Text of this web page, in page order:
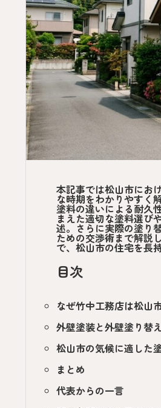
本記事では松山市にお
な時期をわかりやすく
塗料の違いによる耐久
まえた適切な塗料選び
述。さらに実際の塗り
ための交渉術まで解説
で、松山市の住宅を長
目次
なぜ竹中工務店は松山
外壁塗装と外壁塗り替
松山市の気候に適した
まとめ
代表からの一言